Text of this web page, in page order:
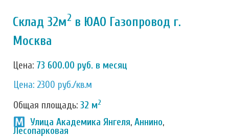
Склад 32м2 в ЮАО Газопровод г.
Москва
Цена: 73 600.00 руб. в месяц
Цена: 2300 руб./кв.м
Общая площадь: 32 м2
Улица Академика Янгеля, Аннино,
Лесопарковая